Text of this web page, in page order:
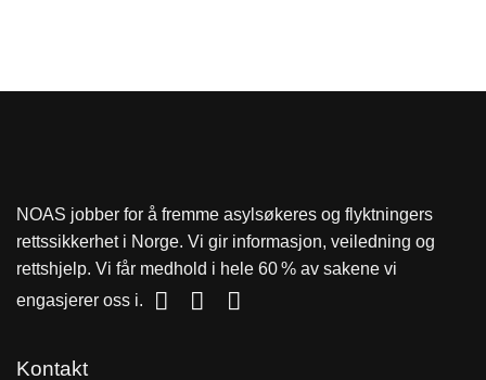
NOAS jobber for å fremme asylsøkeres og flyktningers
rettssikkerhet i Norge. Vi gir informasjon, veiledning og
rettshjelp. Vi får medhold i hele 60 % av sakene vi
engasjerer oss i.
Kontakt